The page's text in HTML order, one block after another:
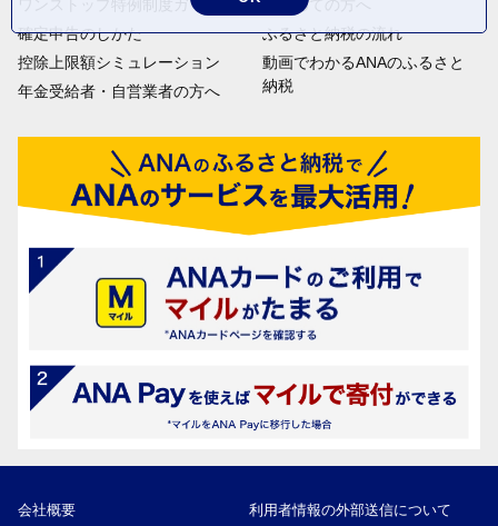
ワンストップ特例制度ガイド
確定申告のしかた
控除上限額シミュレーション
年金受給者・自営業者の方へ
はじめての方へ
ふるさと納税の流れ
動画でわかるANAのふるさと
納税
会社概要 利用者情報の外部送信について